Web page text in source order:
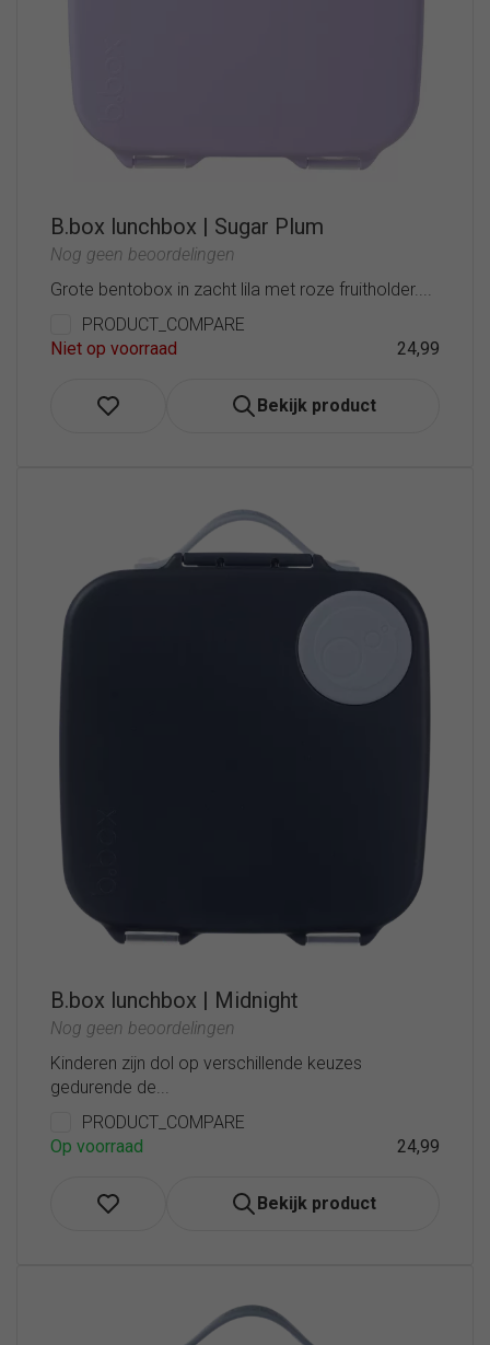
B.box lunchbox | Sugar Plum
Nog geen beoordelingen
Grote bentobox in zacht lila met roze fruitholder....
PRODUCT_COMPARE
Niet op voorraad
24,99
Bekijk product
B.box lunchbox | Midnight
Nog geen beoordelingen
Kinderen zijn dol op verschillende keuzes
gedurende de...
PRODUCT_COMPARE
Op voorraad
24,99
Bekijk product